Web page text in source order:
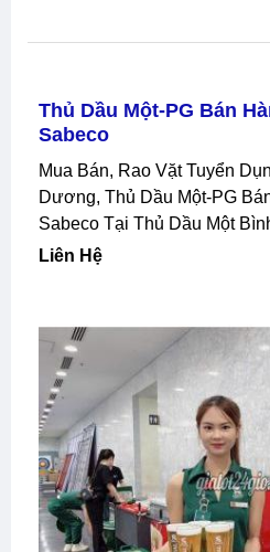
Thủ Dầu Một-PG Bán
Sabeco
Mua Bán, Rao Vặt Tuyển Dụng Thủ Dầu Một Bình